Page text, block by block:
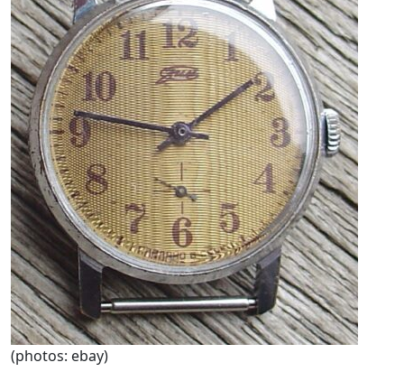
(photos: ebay)